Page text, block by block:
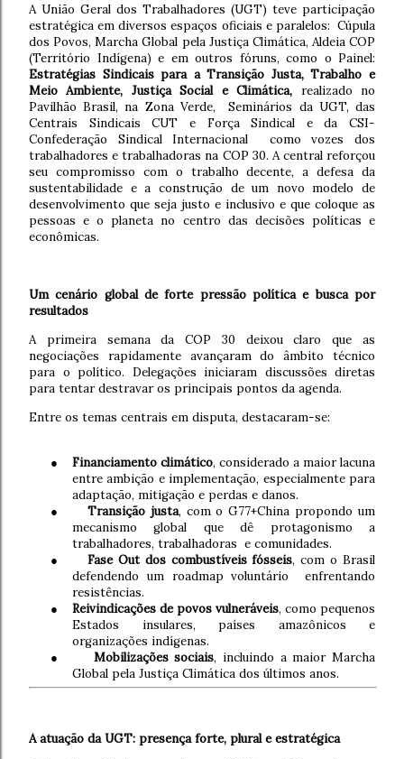
A União Geral dos Trabalhadores (UGT) teve participação
estratégica em diversos espaços oficiais e paralelos: Cúpula
dos Povos, Marcha Global pela Justiça Climática, Aldeia COP
(Território Indígena) e em outros fóruns, como o Painel:
Estratégias Sindicais para a Transição Justa, Trabalho e
Meio Ambiente, Justiça Social e Climática, realizado no
Pavilhão Brasil, na Zona Verde, Seminários da UGT, das
Centrais Sindicais CUT e Força Sindical e da CSI-
Confederação Sindical Internacional como vozes dos
trabalhadores e trabalhadoras na COP 30. A central reforçou
seu compromisso com o trabalho decente, a defesa da
sustentabilidade e a construção de um novo modelo de
desenvolvimento que seja justo e inclusivo e que coloque as
pessoas e o planeta no centro das decisões políticas e
econômicas.
Um cenário global de forte pressão política e busca por
resultados
A primeira semana da COP 30 deixou claro que as
negociações rapidamente avançaram do âmbito técnico
para o político. Delegações iniciaram discussões diretas
para tentar destravar os principais pontos da agenda.
Entre os temas centrais em disputa, destacaram-se:
● Financiamento climático, considerado a maior lacuna
entre ambição e implementação, especialmente para
adaptação, mitigação e perdas e danos.
●
Transição justa, com o G77+China propondo um
mecanismo global que dê protagonismo a
trabalhadores, trabalhadoras e comunidades.
●
Fase Out dos combustíveis fósseis, com o Brasil
defendendo um roadmap voluntário enfrentando
resistências.
●
Reivindicações de povos vulneráveis, como pequenos
Estados insulares, países amazônicos e
organizações indígenas.
●
Mobilizações sociais, incluindo a maior Marcha
Global pela Justiça Climática dos últimos anos.
A atuação da UGT: presença forte, plural e estratégica